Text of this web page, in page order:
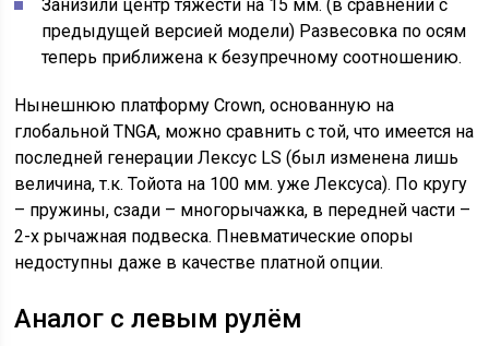
Занизили центр тяжести на 15 мм. (в сравнении с
предыдущей версией модели) Развесовка по осям
теперь приближена к безупречному соотношению.
Нынешнюю платформу Crown, основанную на
глобальной TNGA, можно сравнить с той, что имеется на
последней генерации Лексус LS (был изменена лишь
величина, т.к. Тойота на 100 мм. уже Лексуса). По кругу
– пружины, сзади – многорычажка, в передней части –
2-х рычажная подвеска. Пневматические опоры
недоступны даже в качестве платной опции.
Аналог с левым рулём